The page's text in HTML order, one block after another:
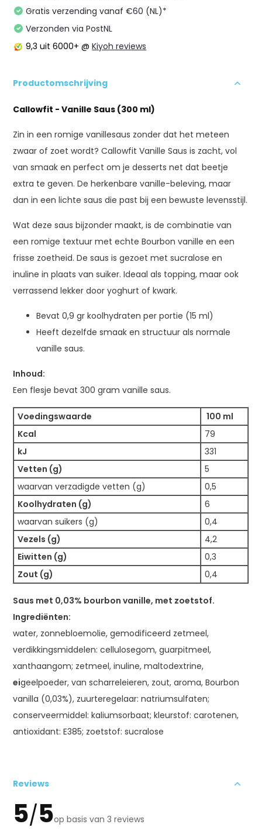
Gratis verzending vanaf €60 (NL)*
Verzonden via PostNL
9,3 uit 6000+ @Kiyoh reviews
Productomschrijving
Callowfit - Vanille Saus (300 ml)
Zin in een romige vanillesaus zonder dat het meteen
zwaar of zoet wordt? Callowfit Vanille Saus is zacht, vol
van smaak en perfect om je desserts net dat beetje
extra te geven. De herkenbare vanille-beleving, maar
dan in een lichte saus die past bij een bewuste levensstijl.
Wat deze saus bijzonder maakt, is de combinatie van
een romige textuur met echte Bourbon vanille en een
frisse zoetheid. De saus is gezoet met sucralose en
inuline in plaats van suiker. Ideaal als topping, maar ook
verrassend lekker door yoghurt of kwark.
Bevat 0,9 gr koolhydraten per portie (15 ml)
Heeft dezelfde smaak en structuur als normale
vanille saus.
Inhoud:
Een flesje bevat 300 gram vanille saus.
Voedingswaarde
100 ml
Kcal
79
kJ
331
Vetten (g)
5
waarvan verzadigde vetten (g)
0,5
Koolhydraten (g)
6
waarvan suikers (g)
0,4
Vezels (g)
4,2
Eiwitten (g)
0,3
Zout (g)
0,4
Saus met 0,03% bourbon vanille, met zoetstof.
Ingrediënten:
water, zonnebloemolie, gemodificeerd zetmeel,
verdikkingsmiddelen: cellulosegom, guarpitmeel,
xanthaangom; zetmeel, inuline, maltodextrine,
eigeelpoeder, van scharreleieren, zout, aroma, Bourbon
vanilla (0,03%), zuurteregelaar: natriumsulfaten;
conserveermiddel: kaliumsorbaat; kleurstof: carotenen,
antioxidant: E385; zoetstof: sucralose
Reviews
5/5op basis van 3 reviews